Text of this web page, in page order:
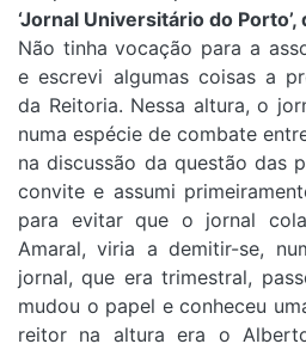
‘Jornal Universitário do
Não tinha vocação para a
e escrevi algumas coisas a
da Reitoria. Nessa altura, o
numa espécie de combate
na discussão da questão das
convite e assumi
para evitar que o jornal
Amaral, viria a demitir-se,
jornal, que era trimestral,
mudou o papel e conheceu
reitor na altura era o